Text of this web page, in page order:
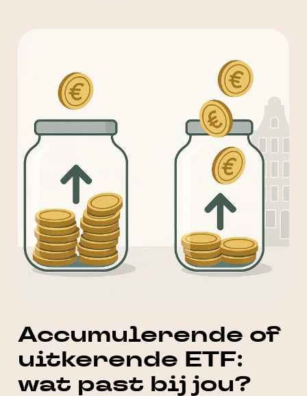
Accumulerende of
uitkerende ETF:
wat past bij jou?